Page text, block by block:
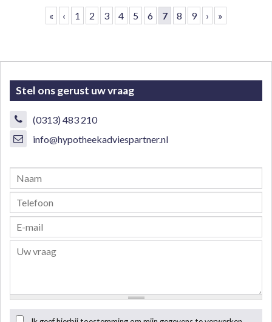
« ‹ 1 2 3 4 5 6 7 8 9 › »
Stel ons gerust uw vraag
(0313) 483 210
info@hypotheekadviespartner.nl